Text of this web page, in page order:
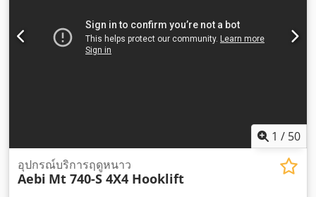
1 / 50
อุปกรณ์บริการฤดูหนาว
Aebi Mt 740-S 4X4 Hooklift